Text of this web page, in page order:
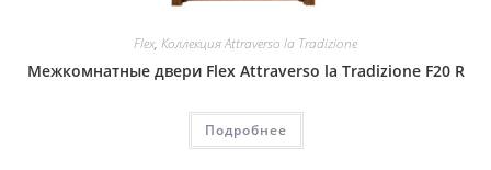
Flex, Коллекция Attraverso la Tradizione
Межкомнатные двери Flex Attraverso la Tradizione F20 R
Подробнее